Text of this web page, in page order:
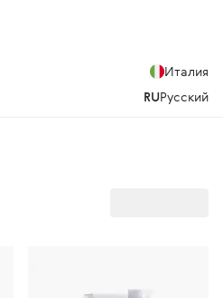
Италия
RUРусский